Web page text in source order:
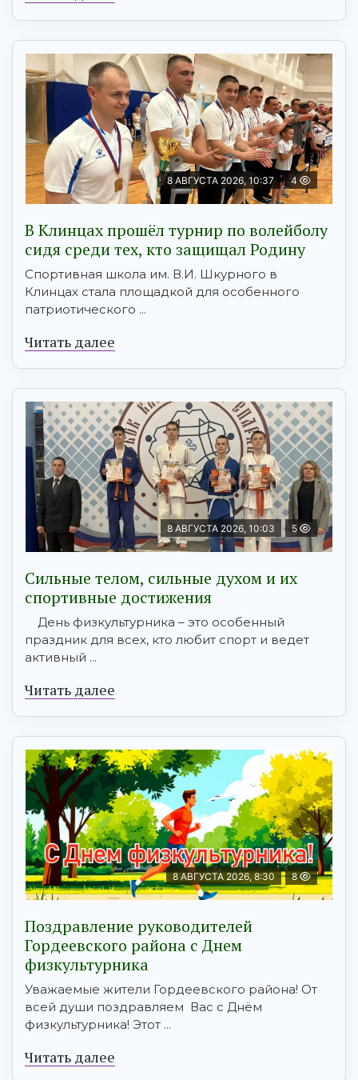
8 АВГУСТА 2026, 10:37 4
В Клинцах прошёл турнир по волейболу
сидя среди тех, кто защищал Родину
Спортивная школа им. В.И. Шкурного в
Клинцах стала площадкой для особенного
патриотического ...
Читать далее
8 АВГУСТА 2026, 10:03 5
Сильные телом, сильные духом и их
спортивные достижения
День физкультурника – это особенный
праздник для всех, кто любит спорт и ведет
активный ...
Читать далее
8 АВГУСТА 2026, 8:30 8
Поздравление руководителей
Гордеевского района с Днем
физкультурника
Уважаемые жители Гордеевского района! От
всей души поздравляем Вас с Днём
физкультурника! Этот ...
Читать далее